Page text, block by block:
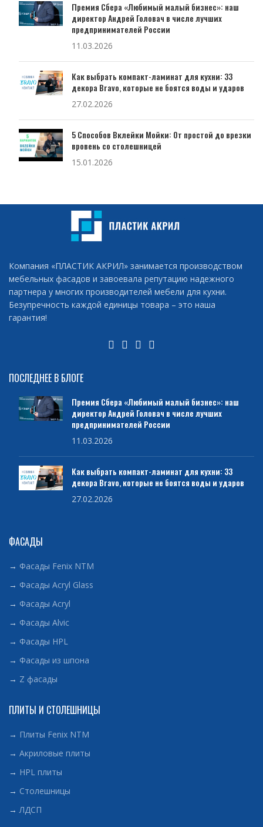
Премия Сбера «Любимый малый бизнес»: наш
директор Андрей Головач в числе лучших
предпринимателей России
11.03.2026
Как выбрать компакт-ламинат для кухни: 33
декора Bravo, которые не боятся воды и ударов
27.02.2026
5 Способов Вклейки Мойки: От простой до врезки
вровень со столешницей
15.01.2026
Компания «ПЛАСТИК АКРИЛ» занимается производством
мебельных фасадов и завоевала репутацию надежного
партнера у многих производителей мебели для кухни.
Безупречность каждой единицы товара – это наша
гарантия!
ПОСЛЕДНЕЕ В БЛОГЕ
Премия Сбера «Любимый малый бизнес»: наш
директор Андрей Головач в числе лучших
предпринимателей России
11.03.2026
Как выбрать компакт-ламинат для кухни: 33
декора Bravo, которые не боятся воды и ударов
27.02.2026
ФАСАДЫ
→ Фасады Fenix NTM
→ Фасады Acryl Glass
→ Фасады Acryl
→ Фасады Alvic
→ Фасады HPL
→ Фасады из шпона
→ Z фасады
ПЛИТЫ И СТОЛЕШНИЦЫ
→ Плиты Fenix NTM
→ Акриловые плиты
→ HPL плиты
→ Столешницы
→ЛДСП